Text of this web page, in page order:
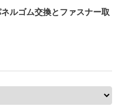
ルゴム交換とファスナー取